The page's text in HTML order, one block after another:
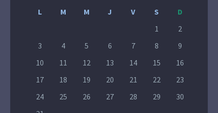
L M M J V S
D
1
2
3
4 5 6 7 8
9
10
11 12 13 14 15
16
17
18 19 20 21 22
23
24
25 26 27 28 29
30